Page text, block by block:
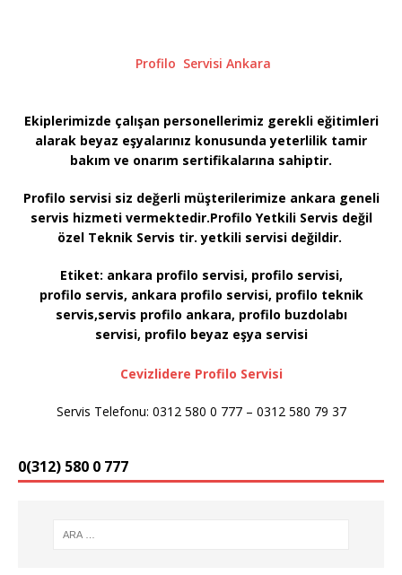
Profilo Servisi Ankara
Ekiplerimizde çalışan personellerimiz gerekli eğitimleri
alarak beyaz eşyalarınız konusunda yeterlilik tamir
bakım ve onarım sertifikalarına sahiptir.
Profilo servisi siz değerli müşterilerimize ankara geneli
servis hizmeti vermektedir.Profilo Yetkili Servis değil
özel Teknik Servis tir. yetkili servisi değildir.
Etiket: ankara profilo servisi, profilo servisi,
profilo servis, ankara profilo servisi, profilo teknik
servis,servis profilo ankara, profilo buzdolabı
servisi, profilo beyaz eşya servisi
Cevizlidere Profilo Servisi
Servis Telefonu: 0312 580 0 777 – 0312 580 79 37
0(312) 580 0 777